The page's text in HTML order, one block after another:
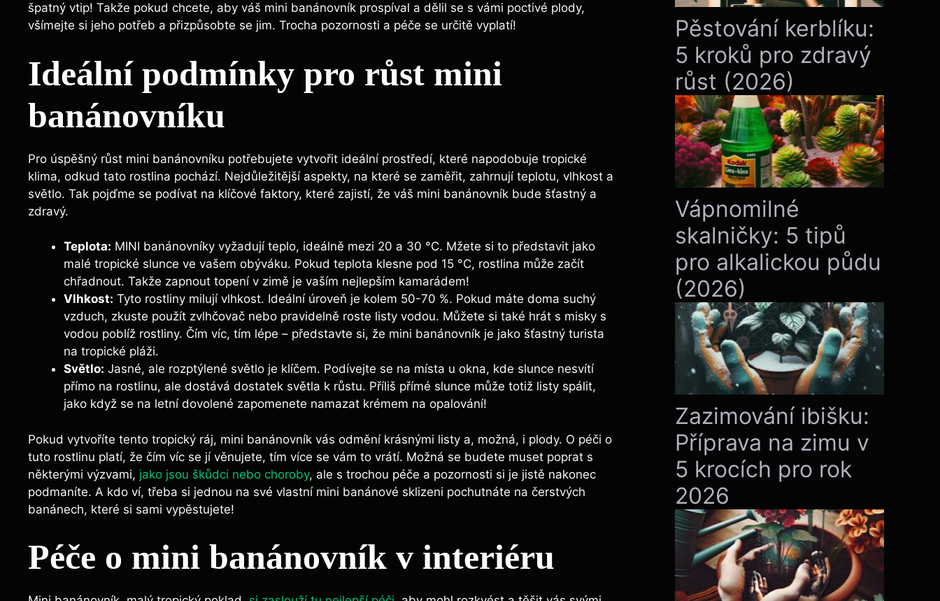
špatný vtip! Takže pokud chcete, aby váš mini banánovník prospíval a dělil se s vámi poctivé plody,
všímejte si jeho potřeb a přizpůsobte se jim. Trocha pozornosti a péče se určitě vyplatí!
Ideální podmínky pro růst mini
banánovníku
Pro úspěšný růst mini banánovníku potřebujete vytvořit ideální prostředí, které napodobuje tropické
klima, odkud tato rostlina pochází. Nejdůležitější aspekty, na které se zaměřit, zahrnují teplotu, vlhkost a
světlo. Tak pojďme se podívat na klíčové faktory, které zajistí, že váš mini banánovník bude šťastný a
zdravý.
Teplota: MINI banánovníky vyžadují teplo, ideálně mezi 20 a 30 °C. Mžete si to představit jako
malé tropické slunce ve vašem obýváku. Pokud teplota klesne pod 15 °C, rostlina může začít
chřadnout. Takže zapnout topení v zimě je vaším nejlepším kamarádem!
Vlhkost: Tyto rostliny milují vlhkost. Ideální úroveň je kolem 50-70 %. Pokud máte doma suchý
vzduch, zkuste použít zvlhčovač nebo pravidelně roste listy vodou. Můžete si také hrát s misky s
vodou poblíž rostliny. Čím víc, tím lépe – představte si, že mini banánovník je jako šťastný turista
na tropické pláži.
Světlo: Jasné, ale rozptýlené světlo je klíčem. Podívejte se na místa u okna, kde slunce nesvítí
přímo na rostlinu, ale dostává dostatek světla k růstu. Příliš přímé slunce může totiž listy spálit,
jako když se na letní dovolené zapomenete namazat krémem na opalování!
Pokud vytvoříte tento tropický ráj, mini banánovník vás odmění krásnými listy a, možná, i plody. O péči o
tuto rostlinu platí, že čím víc se jí věnujete, tím více se vám to vrátí. Možná se budete muset poprat s
některými výzvami, jako jsou škůdci nebo choroby, ale s trochou péče a pozornosti si je jistě nakonec
podmaníte. A kdo ví, třeba si jednou na své vlastní mini banánové sklizeni pochutnáte na čerstvých
banánech, které si sami vypěstujete!
Péče o mini banánovník v interiéru
Pěstování kerblíku:
5 kroků pro zdravý
růst (2026)
Vápnomilné
skalničky: 5 tipů
pro alkalickou půdu
(2026)
Zazimování ibišku:
Příprava na zimu v
5 krocích pro rok
2026